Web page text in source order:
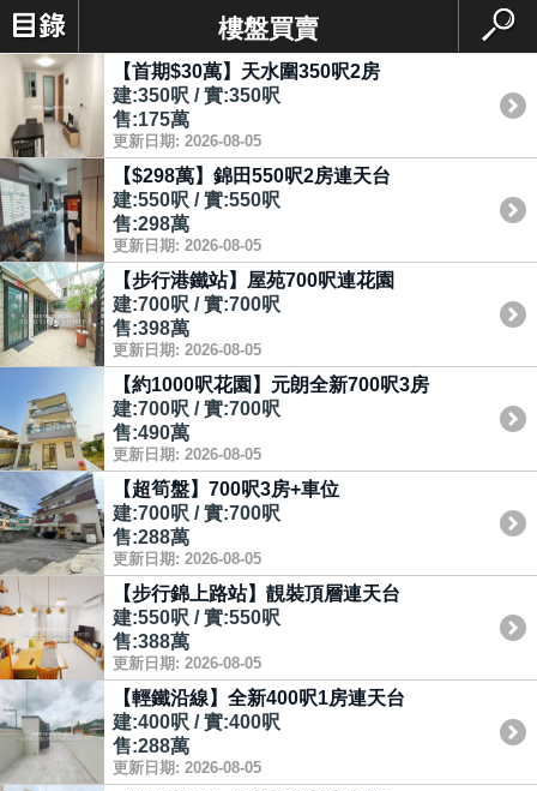
樓盤買賣
【首期$30萬】天水圍350呎2房
建:350呎 / 實:350呎
售:175萬
更新日期: 2026-08-05
【$298萬】錦田550呎2房連天台
建:550呎 / 實:550呎
售:298萬
更新日期: 2026-08-05
【步行港鐵站】屋苑700呎連花園
建:700呎 / 實:700呎
售:398萬
更新日期: 2026-08-05
【約1000呎花園】元朗全新700呎3房
建:700呎 / 實:700呎
售:490萬
更新日期: 2026-08-05
【超筍盤】700呎3房+車位
建:700呎 / 實:700呎
售:288萬
更新日期: 2026-08-05
【步行錦上路站】靚裝頂層連天台
建:550呎 / 實:550呎
售:388萬
更新日期: 2026-08-05
【輕鐵沿線】全新400呎1房連天台
建:400呎 / 實:400呎
售:288萬
更新日期: 2026-08-05